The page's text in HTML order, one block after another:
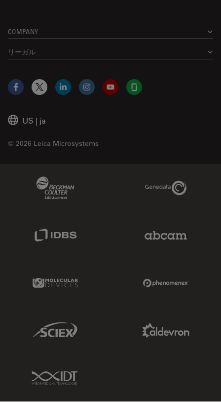
COMPANY
リーガル
US | ja
© 2026 Leica Microsystems
Facebook
X LinkedInInstagramYouTubeGlassdoor
Genedata Link
IDBS Link
Molecular Devices Link
Sciex Link
IDT Link